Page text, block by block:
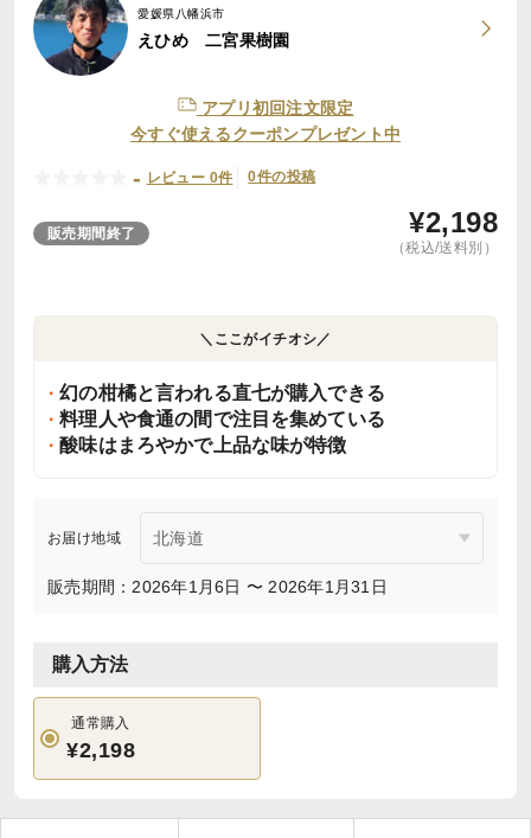
愛媛県八幡浜市
えひめ 二宮果樹園
アプリ初回注文限定
今すぐ使えるクーポンプレゼント中
- レビュー 0件 0件の投稿
販売期間終了 ¥2,198
（税込/送料別）
＼ここがイチオシ／
幻の柑橘と言われる直七が購入できる
料理人や食通の間で注目を集めている
酸味はまろやかで上品な味が特徴
お届け地域
販売期間：2026年1月6日 〜 2026年1月31日
購入方法
通常購入
¥2,198